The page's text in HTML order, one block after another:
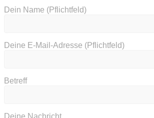
Dein Name (Pflichtfeld)
Deine E-Mail-Adresse (Pflichtfeld)
Betreff
Deine Nachricht